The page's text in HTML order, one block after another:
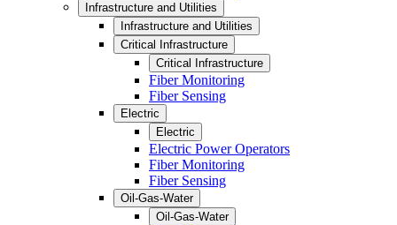
Infrastructure and Utilities
Infrastructure and Utilities
Critical Infrastructure
Critical Infrastructure
Fiber Monitoring
Fiber Sensing
Electric
Electric
Electric Power Operators
Fiber Monitoring
Fiber Sensing
Oil-Gas-Water
Oil-Gas-Water